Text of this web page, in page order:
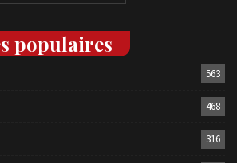
populaires
563
468
316